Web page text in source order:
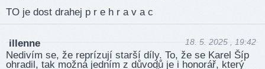
TO je dost drahej p r e h r a v a c
illenne 18. 5. 2025 , 19:42
Nedivím se, že reprízují starší díly. To, že se Karel Šíp
ohradil, tak možná jedním z důvodů je i honorář, který